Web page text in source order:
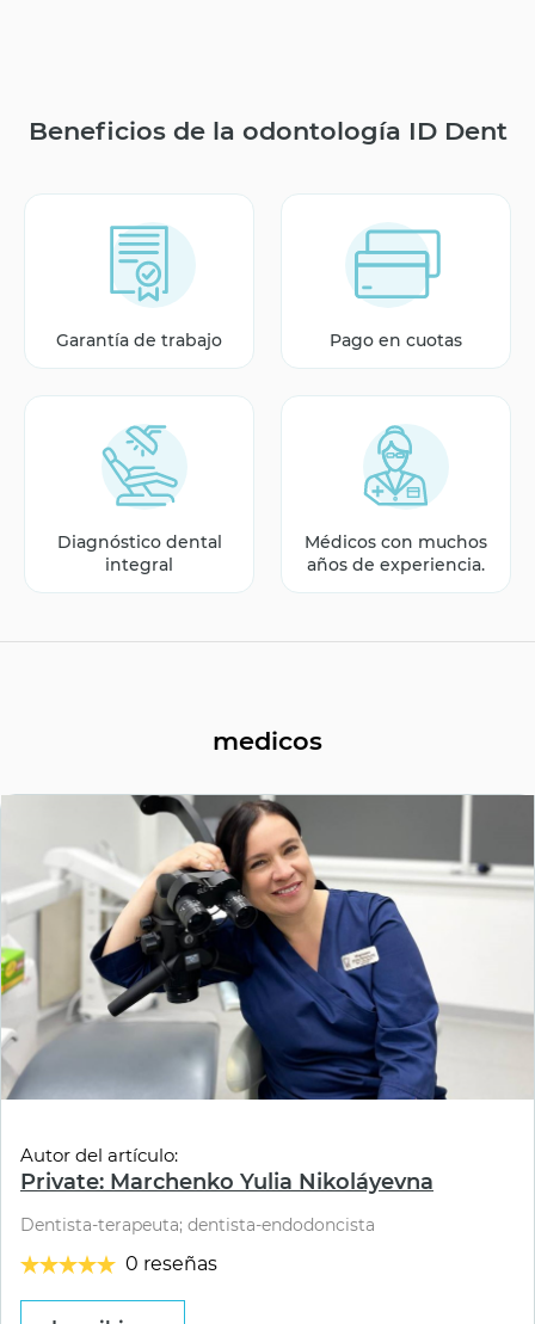
Beneficios de la odontología ID Dent
Garantía de trabajo Pago en cuotas
Diagnóstico dental
integral
Médicos con muchos
años de experiencia.
medicos
Autor del artículo:
Private: Marchenko Yulia Nikoláyevna
Dentista-terapeuta; dentista-endodoncista
0 reseñas